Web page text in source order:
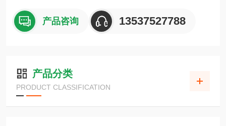
产品咨询 13537527788
产品分类
PRODUCT CLASSIFICATION